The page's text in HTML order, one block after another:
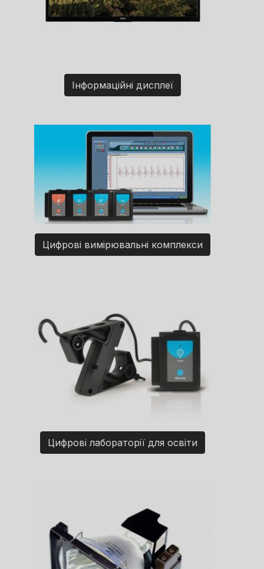
Інформаційні дисплеї
Цифрові вимірювальні комплекси
Цифрові лабораторії для освіти